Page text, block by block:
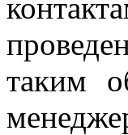
таким